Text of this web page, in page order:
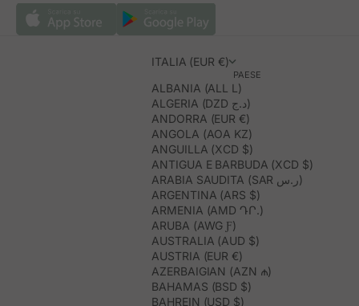
ITALIA (EUR €)
PAESE
ALBANIA (ALL L)
ALGERIA (DZD د.ج)
ANDORRA (EUR €)
ANGOLA (AOA KZ)
ANGUILLA (XCD $)
ANTIGUA E BARBUDA (XCD $)
ARABIA SAUDITA (SAR ر.س)
ARGENTINA (ARS $)
ARMENIA (AMD ԴՐ.)
ARUBA (AWG Ƒ)
AUSTRALIA (AUD $)
AUSTRIA (EUR €)
AZERBAIGIAN (AZN ₼)
BAHAMAS (BSD $)
BAHREIN (USD $)